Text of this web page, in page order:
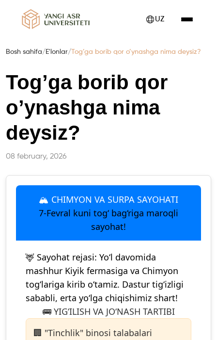
UZ
Bosh sahifa/ E'lonlar/ Tog’ga borib qor o’ynashga nima deysiz?
Tog’ga borib qor
o’ynashga nima
deysiz?
08 february, 2026
🏔 CHIMYON VA SURPA SAYOHATI
7-Fevral kuni tog‘ bag‘riga maroqli
sayohat!
🦌 Sayohat rejasi: Yo‘l davomida
mashhur Kiyik fermasiga va Chimyon
tog‘lariga kirib o‘tamiz. Dastur tig‘izligi
sababli, erta yo‘lga chiqishimiz shart!
🚌 YIG‘ILISH VA JO‘NASH TARTIBI
🏢 "Tinchlik" binosi talabalari